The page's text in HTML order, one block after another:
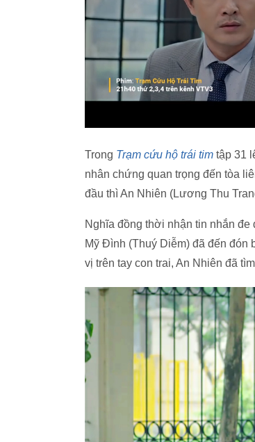
Trong Trạm cứu hộ trái tim tập 31
nhân chứng quan trọng đến tòa
đầu thì An Nhiên (Lương Thu
Nghĩa đồng thời nhận tin nhắn
Mỹ Đình (Thuý Diễm) đã đến
vị trên tay con trai, An Nhiên đã